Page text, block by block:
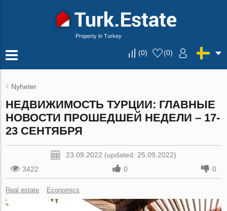
Property in Turkey
(0) (0)
Nyheter
НЕДВИЖИМОСТЬ ТУРЦИИ: ГЛАВНЫЕ
НОВОСТИ ПРОШЕДШЕЙ НЕДЕЛИ – 17-
23 СЕНТЯБРЯ
23.09.2022 (updated: 25.09.2022)
3422
0 0
Real estate Economics